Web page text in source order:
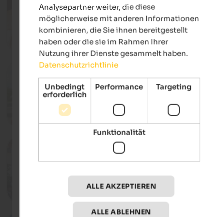
Brot- & Strudelmarkt in Brixen
Domplatz, Brixen
17.10. - 08.11.2026
Keschtniglwochen in Feldthurns
Feldthurns & Umgebung, Feldthurns
18.10.2026
Bauernfestl in Teis
Teis, Villnöss
Analysepartner weiter, die diese
möglicherweise mit anderen Informationen
kombinieren, die Sie ihnen bereitgestellt
haben oder die sie im Rahmen Ihrer
Nutzung ihrer Dienste gesammelt haben.
Datenschutzrichtlinie
Unbedingt
erforderlich
Performance Targeting
Funktionalität
ALLE AKZEPTIEREN
ALLE ABLEHNEN